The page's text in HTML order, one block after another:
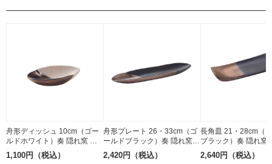
舟形ディッシュ 10cm（ゴー
ルドホワイト）奏 隠れ窯 ス
トーンウェア 美濃焼
1,100円（税込）
舟形プレート 26・33cm（ゴ
ールドブラック）奏 隠れ窯
ストーンウェア 美濃焼
2,420円（税込）
長角皿 21・28cm（
ブラック）奏 隠れ窯
ンウェア 美濃焼
2,640円（税込）